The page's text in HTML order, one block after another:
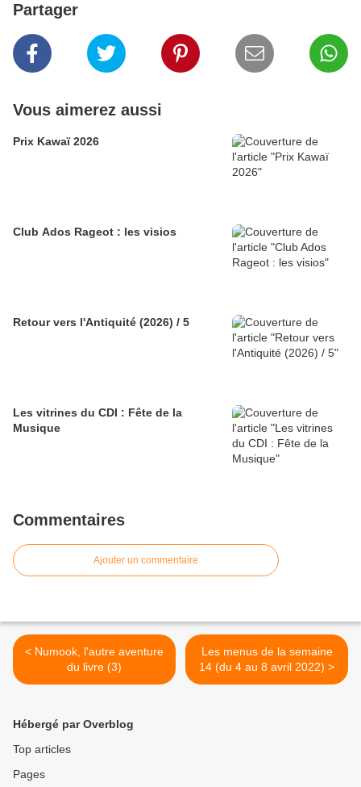
Partager
Vous aimerez aussi
Prix Kawaï 2026
Club Ados Rageot : les visios
Retour vers l'Antiquité (2026) / 5
Les vitrines du CDI : Fête de la
Musique
Commentaires
Ajouter un commentaire
< Numook, l'autre aventure
du livre (3)
Les menus de la semaine
14 (du 4 au 8 avril 2022) >
Hébergé par Overblog
Top articles
Pages